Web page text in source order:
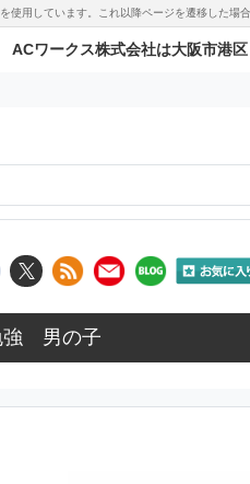
使用しています。これ以降ページを遷移した
ACワークス株式会社は大阪市港
強 男の子